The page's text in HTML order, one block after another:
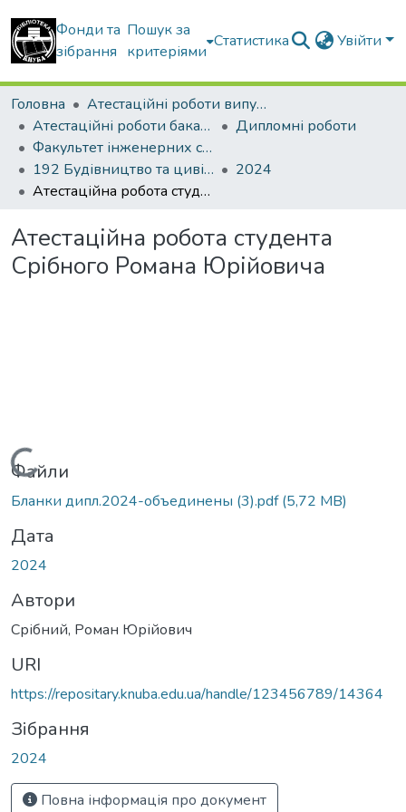
Фонди та
зібрання
Пошук за
критеріями
Статистика Увійти
Головна
Атестаційні роботи випускників
Атестаційні роботи бакалаврів
Дипломні роботи
Факультет інженерних систем та екології
192 Будівництво та цивільна інженерія. Теплогазопостачання і вентиляція
2024
Атестаційна робота студента Срібного Романа Юрійовича
Атестаційна робота студента
Срібного Романа Юрійовича
Вантажиться...
Файли
Бланки дипл.2024-объединены (3).pdf(5,72 MB)
Дата
2024
Автори
Срібний, Роман Юрійович
URI
https://repositary.knuba.edu.ua/handle/123456789/14364
Зібрання
2024
Повна інформація про документ